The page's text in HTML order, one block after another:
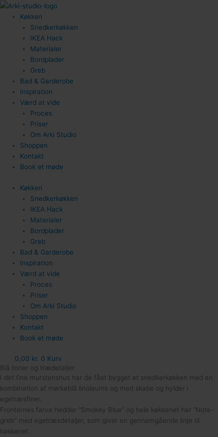
Gå
indholdet
Køkken
Snedkerkøkken
IKEA Hack
Materialer
Bordplader
Greb
Bad & Garderobe
Inspiration
Værd at vide
Proces
Priser
Om Arki Studio
Shoppen
Kontakt
Book et møde
Køkken
Snedkerkøkken
IKEA Hack
Materialer
Bordplader
Greb
Bad & Garderobe
Inspiration
Værd at vide
Proces
Priser
Om Arki Studio
Shoppen
Kontakt
Book et møde
0,00 kr. 0 Kurv
Blå toner og trædetaljer
I det fine murstenshus har de fået bygget et snedkerkøkken med en
kombination af mørkeblå linoleums og med skabe og hylder i
egetræsfiner.
Fronternes farve hedder “Smokey Blue” og hele køkkenet har “Note-
greb” med egetræsdetaljer, som giver en gennemgående linje til
køkkenet.